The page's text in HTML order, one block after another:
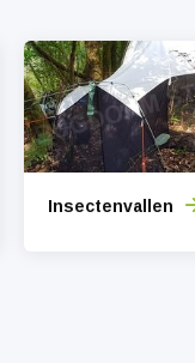
Insectenvallen